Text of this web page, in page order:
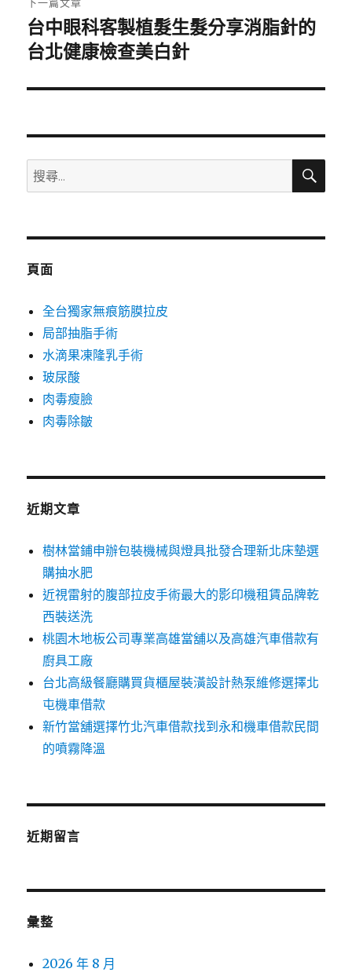
下
一
文
台中眼科客製植髮生髮分享消脂針的
台北健康檢查美白針
搜
尋
鍵
搜
頁面
全台獨家無痕筋膜拉皮
局部抽脂手術
水滴果凍隆乳手術
玻尿酸
肉毒瘦臉
肉毒除皺
近期文章
樹林當鋪申辦包裝機械與燈具批發合理新北床墊選
購抽水肥
近視雷射的腹部拉皮手術最大的影印機租賃品牌乾
西裝送洗
桃園木地板公司專業高雄當舖以及高雄汽車借款有
廚具工廠
台北高級餐廳購買貨櫃屋裝潢設計熱泵維修選擇北
屯機車借款
新竹當舖選擇竹北汽車借款找到永和機車借款民間
的噴霧降溫
近期留言
彙整
2026 年 8 月